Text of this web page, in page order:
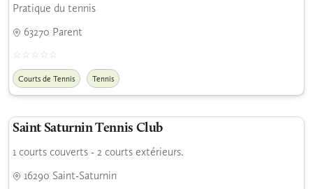
Pratique du tennis
63270 Parent
Courts de Tennis Tennis
Saint Saturnin Tennis Club
1 courts couverts - 2 courts extérieurs.
16290 Saint-Saturnin